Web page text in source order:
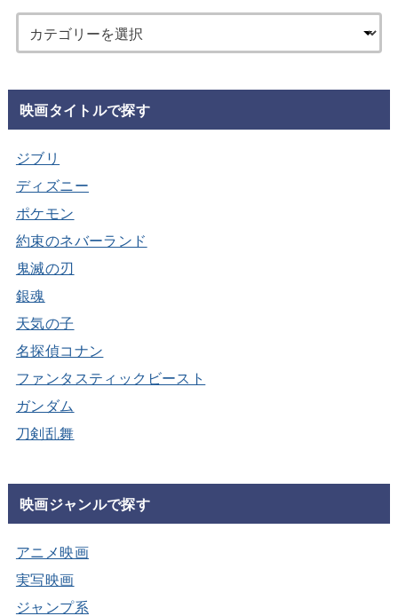
映画タイトルで探す
ジブリ
ディズニー
ポケモン
約束のネバーランド
鬼滅の刃
銀魂
天気の子
名探偵コナン
ファンタスティックビースト
ガンダム
刀剣乱舞
映画ジャンルで探す
アニメ映画
実写映画
ジャンプ系